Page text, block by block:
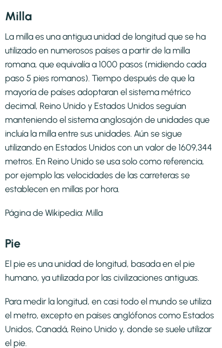
Milla
La milla es una antigua unidad de longitud que se ha
utilizado en numerosos países a partir de la milla
romana, que equivalía a 1000 pasos (midiendo cada
paso 5 pies romanos). Tiempo después de que la
mayoría de países adoptaran el sistema métrico
decimal, Reino Unido y Estados Unidos seguían
manteniendo el sistema anglosajón de unidades que
incluía la milla entre sus unidades. Aún se sigue
utilizando en Estados Unidos con un valor de 1609,344
metros. En Reino Unido se usa solo como referencia,
por ejemplo las velocidades de las carreteras se
establecen en millas por hora.
Página de Wikipedia: Milla
Pie
El pie es una unidad de longitud, basada en el pie
humano, ya utilizada por las civilizaciones antiguas.
Para medir la longitud, en casi todo el mundo se utiliza
el metro, excepto en países anglófonos como Estados
Unidos, Canadá, Reino Unido y, donde se suele utilizar
el pie.